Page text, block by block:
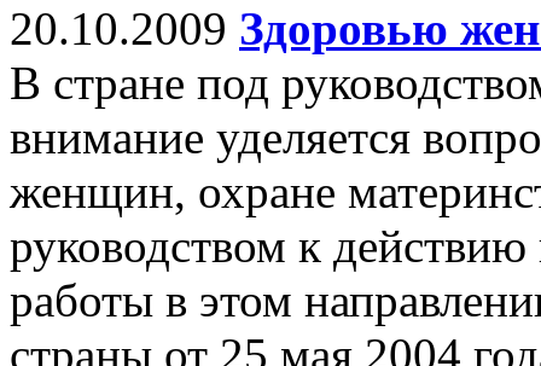
20.10.2009 Здоровью
В стране под
внимание уделяется
женщин, охране
руководством к
работы в этом
страны от 25 мая 2004